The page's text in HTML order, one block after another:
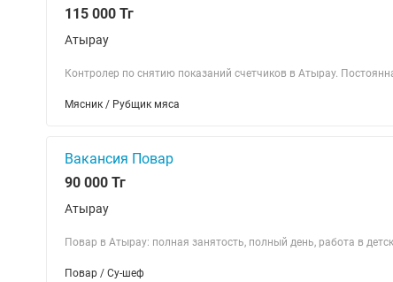
115 000 Тг
Атырау
Контролер по снятию показаний счетчиков в Атырау.
Мясник / Рубщик мяса
Вакансия Повар
90 000 Тг
Атырау
Повар в Атырау: полная занятость, полный день, работа в
Повар / Су-шеф